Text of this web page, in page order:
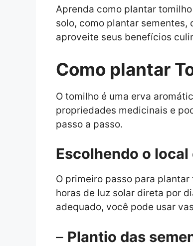
Aprenda como plantar
solo, como plantar
aproveite seus benefícios
Como plantar
O tomilho é uma erva
propriedades medicinais e
passo a passo.
Escolhendo o local
O primeiro passo para
horas de luz solar direta por
adequado, você pode usar
– Plantio das